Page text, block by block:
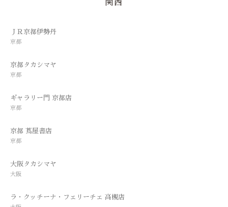
関西
ＪＲ京都伊勢丹
京都
京都タカシマヤ
京都
ギャラリー門 京都店
京都
京都 蔦屋書店
京都
大阪タカシマヤ
大阪
ラ・クッチーナ・フェリーチェ 高槻店